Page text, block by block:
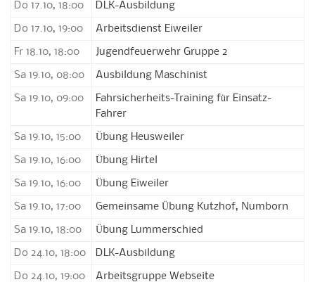
Do 17.10, 18:00 DLK-Ausbildung
Do 17.10, 19:00 Arbeitsdienst Eiweiler
Fr 18.10, 18:00 Jugendfeuerwehr Gruppe 2
Sa 19.10, 08:00 Ausbildung Maschinist
Sa 19.10, 09:00
Fahrsicherheits-Training für Einsatz-
Fahrer
Sa 19.10, 15:00 Übung Heusweiler
Sa 19.10, 16:00 Übung Hirtel
Sa 19.10, 16:00 Übung Eiweiler
Sa 19.10, 17:00 Gemeinsame Übung Kutzhof, Numborn
Sa 19.10, 18:00 Übung Lummerschied
Do 24.10, 18:00 DLK-Ausbildung
Do 24.10, 19:00 Arbeitsgruppe Webseite